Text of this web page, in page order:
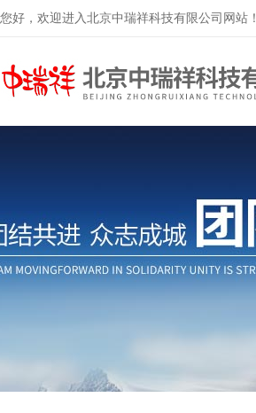
您好，欢迎进入北京中瑞祥科技有限公司网站！